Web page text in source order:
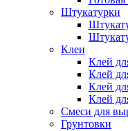
Штукатурки
Клеи
Клей
Клей
Клей
Клей
Смеси для
Грунтовки